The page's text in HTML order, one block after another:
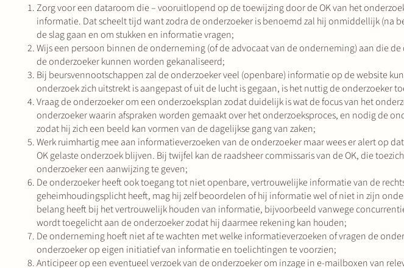
Zorg voor een dataroom die – vooruitlopend op de toewijzing door de OK van het
informatie. Dat scheelt tijd want zodra de onderzoeker is benoemd zal hij onmiddellijk (na
de slag gaan en om stukken en informatie vragen;
Wijs een persoon binnen de onderneming (of de advocaat van de onderneming) aan die
de onderzoeker kunnen worden gekanaliseerd;
Bij beursvennootschappen zal de onderzoeker veel (openbare) informatie op de website
onderzoek zich uitstrekt is aangepast of uit de lucht is gegaan, is het nuttig de onderzoeker
Vraag de onderzoeker om een onderzoeksplan zodat duidelijk is wat de focus van het
onderzoeker waarin afspraken worden gemaakt over het onderzoeksproces, en nodig de
zodat hij zich een beeld kan vormen van de dagelijkse gang van zaken;
Werk ruimhartig mee aan informatieverzoeken van de onderzoeker maar wees er alert op
OK gelaste onderzoek blijven. Bij twijfel kan de raadsheer commissaris van de OK, die
onderzoeker een aanwijzing te geven;
De onderzoeker heeft ook toegang tot niet openbare, vertrouwelijke informatie van de
geheimhoudingsplicht heeft, mag hij zelf beoordelen of hij informatie wel of niet in zijn
belang heeft bij het vertrouwelijk houden van informatie, bijvoorbeeld vanwege
wordt toegelicht aan de onderzoeker zodat hij daarmee rekening kan houden;
De onderneming hoeft niet af te wachten met welke informatieverzoeken of vragen de
onderzoeker op eigen initiatief van informatie en toelichtingen te voorzien;
Anticipeer op een eventueel verzoek van de onderzoeker om inzage in e-mailboxen van